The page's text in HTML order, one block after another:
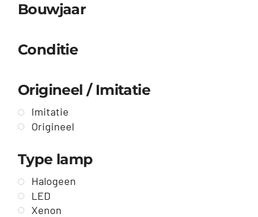
Bouwjaar
Conditie
Origineel / Imitatie
Imitatie
Origineel
Type lamp
Halogeen
LED
Xenon